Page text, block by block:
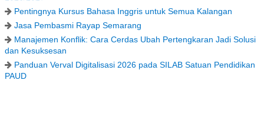
Pentingnya Kursus Bahasa Inggris untuk Semua Kalangan
Jasa Pembasmi Rayap Semarang
Manajemen Konflik: Cara Cerdas Ubah Pertengkaran Jadi Solusi
dan Kesuksesan
Panduan Verval Digitalisasi 2026 pada SILAB Satuan Pendidikan
PAUD